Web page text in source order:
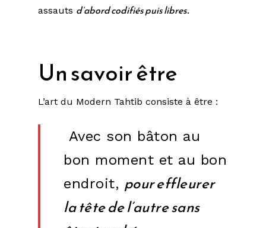
assauts d’abord codifiés puis libres.
Un savoir être
L’art du Modern Tahtib consiste à être :
Avec son bâton au
bon moment et au bon
endroit, pour effleurer
la tête de l’autre sans